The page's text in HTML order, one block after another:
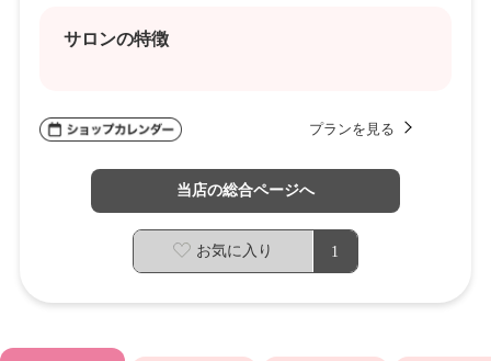
サロンの特徴
プランを見る
当店の総合ページへ
お気に入り 1